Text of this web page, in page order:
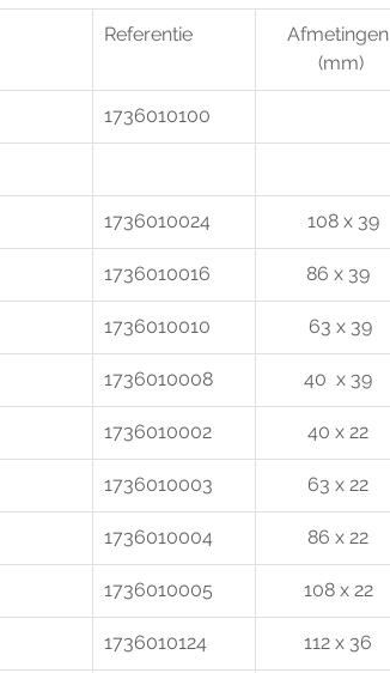
Referentie
Afmetingen
(mm)
1736010100
1736010024 108 x 39
1736010016 86 x 39
1736010010 63 x 39
1736010008 40  x 39
1736010002 40 x 22
1736010003 63 x 22
1736010004 86 x 22
1736010005 108 x 22
1736010124 112 x 36